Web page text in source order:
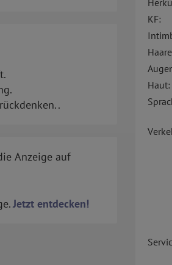
Anzeige auf
Jetzt entdecken!
KF:
Haut: